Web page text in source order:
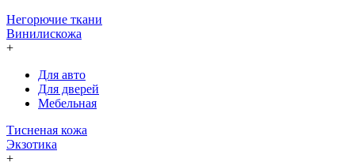
Негорючие ткани
Винилискожа
+
Для авто
Для дверей
Мебельная
Тисненая кожа
Экзотика
+